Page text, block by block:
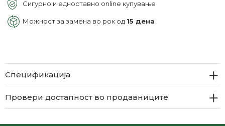
Сигурно и едноставно online купување
Можност за замена во рок од 15 дена
Спецификација
Провери достапност во продавниците